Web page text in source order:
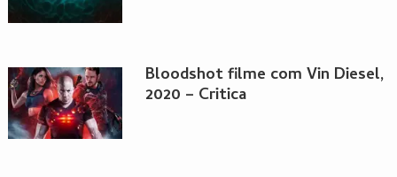
Bloodshot filme com Vin Diesel,
2020 – Critica